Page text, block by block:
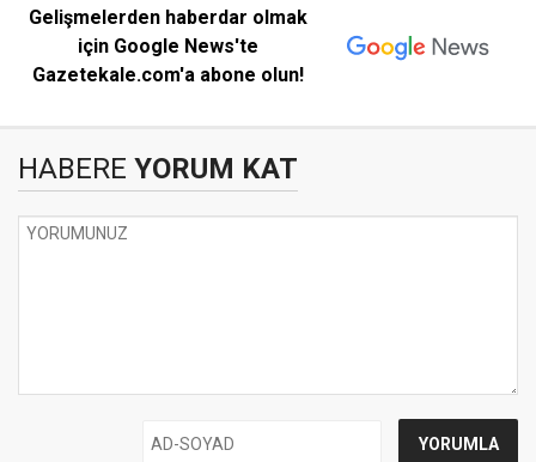
Gelişmelerden haberdar olmak
için Google News'te
Gazetekale.com'a abone olun!
HABERE YORUM KAT